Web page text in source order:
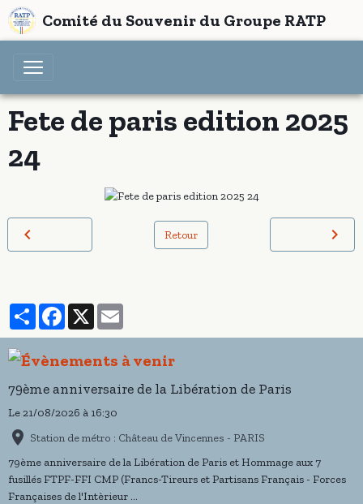
Comité du Souvenir du Groupe RATP
Fete de paris edition 2025
24
Retour
PartagerFacebook
X
79ème anniversaire de la Libération de Paris
Le 21/08/2026 à 16:30
Station de métro : Château de Vincennes - PARIS
79ème anniversaire de la Libération de Paris et Hommage aux 7
fusillés FTPF-FFI CMP (Francs-Tireurs et Partisans Français - Forces
Françaises de l'Intèrieur ...